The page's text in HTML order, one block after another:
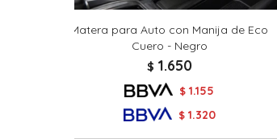
Matera para Auto con Manija de Eco
Cuero - Negro
$ 1.650
$ 1.155
$ 1.320